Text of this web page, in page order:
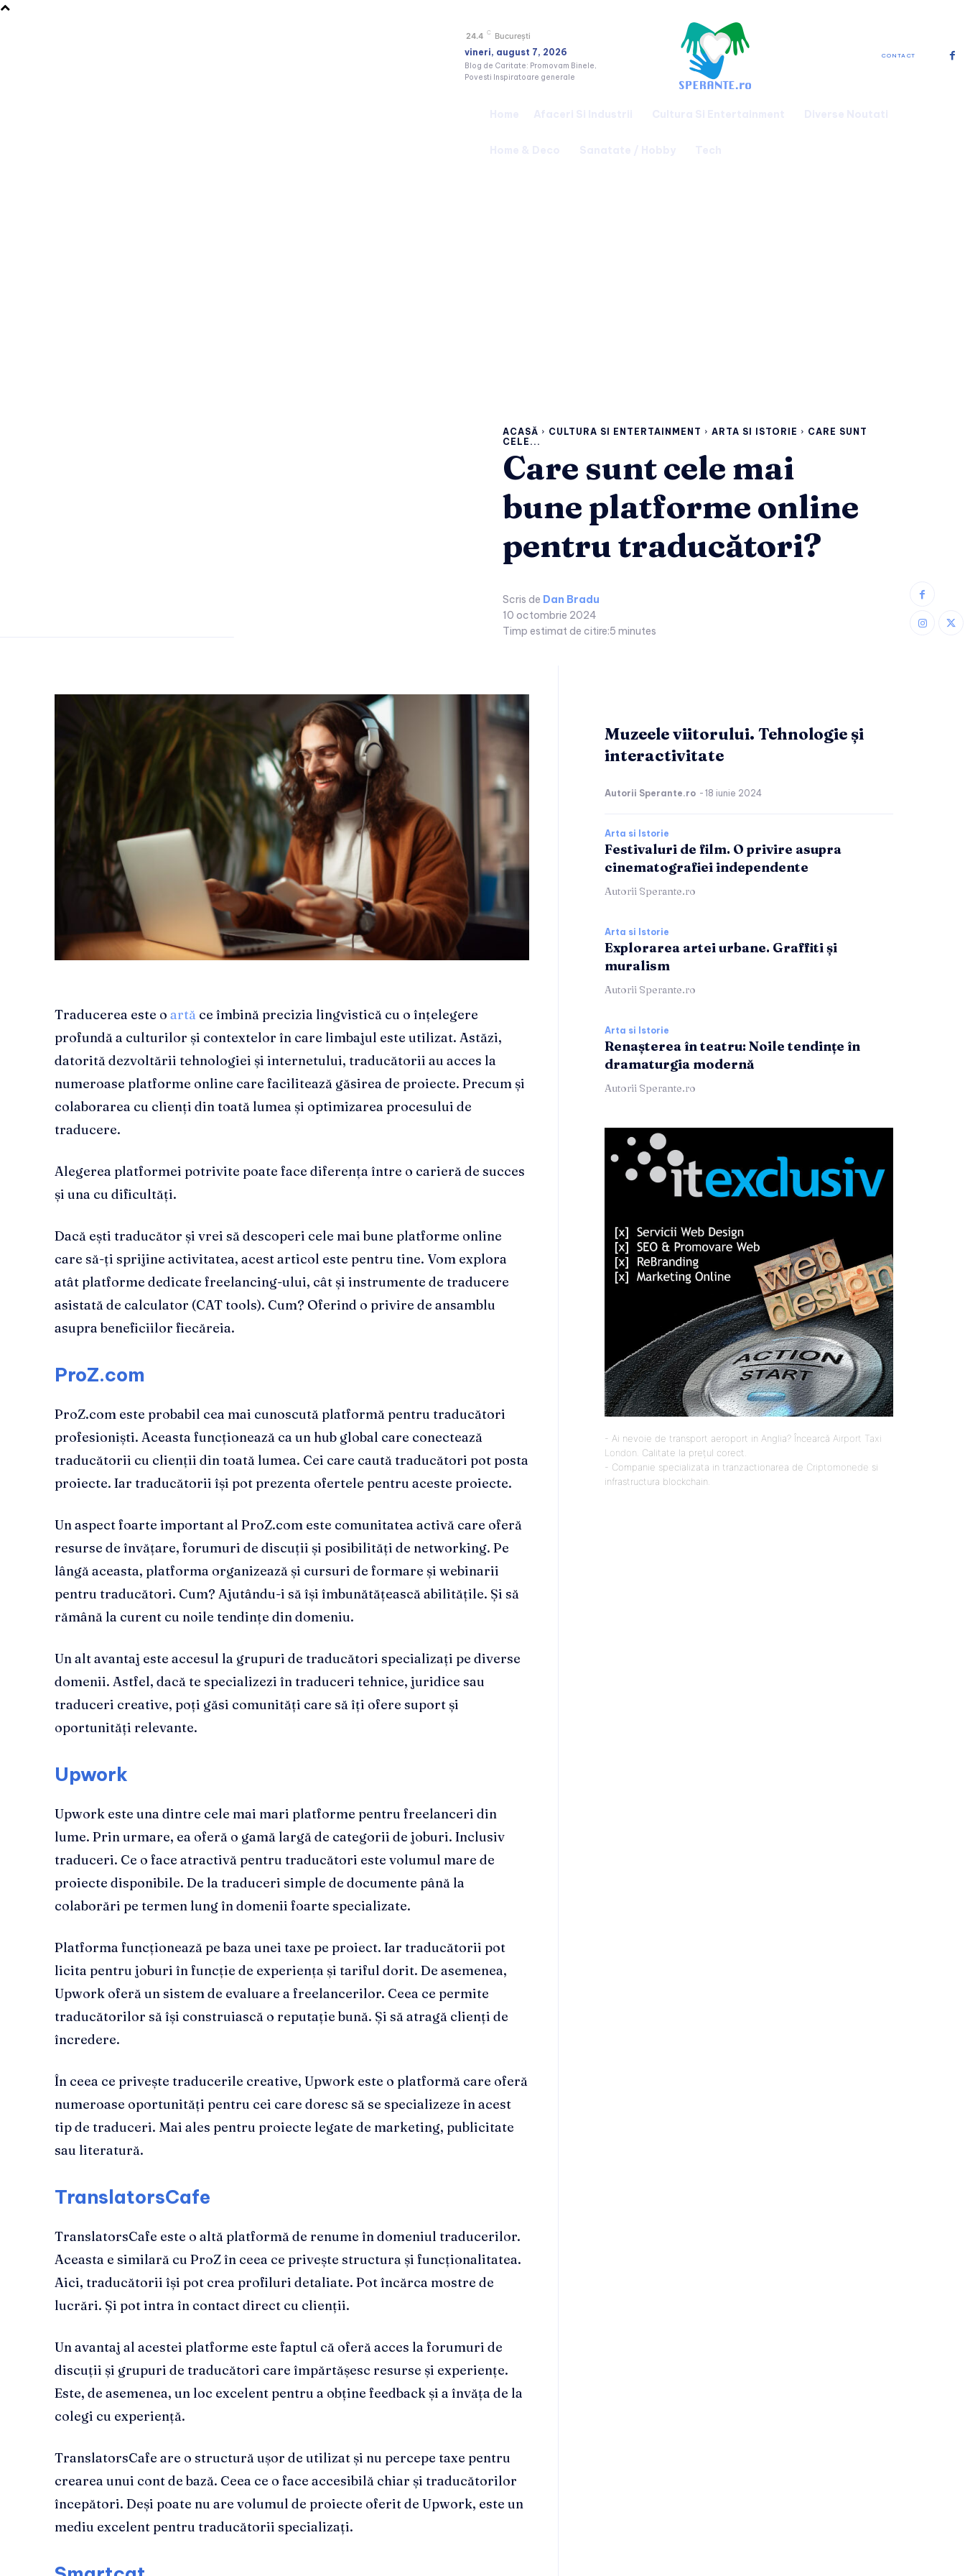
24.4 C București
vineri, august 7, 2026
Blog de Caritate: Promovam Binele,
Povesti Inspiratoare generale
CONTACT
ACASĂ CULTURA SI ENTERTAINMENT ARTA SI ISTORIE
CARE SUNT
CELE...
Care sunt cele mai
bune platforme online
pentru traducători?
Scris de Dan Bradu
10 octombrie 2024
Timp estimat de citire:5 minutes
Traducerea este o artă ce îmbină precizia lingvistică cu o înțelegere
profundă a culturilor și contextelor în care limbajul este utilizat. Astăzi,
datorită dezvoltării tehnologiei și internetului, traducătorii au acces la
numeroase platforme online care facilitează găsirea de proiecte. Precum și
colaborarea cu clienți din toată lumea și optimizarea procesului de
traducere.
Alegerea platformei potrivite poate face diferența între o carieră de succes
și una cu dificultăți.
Dacă ești traducător și vrei să descoperi cele mai bune platforme online
care să-ți sprijine activitatea, acest articol este pentru tine. Vom explora
atât platforme dedicate freelancing-ului, cât și instrumente de traducere
asistată de calculator (CAT tools). Cum? Oferind o privire de ansamblu
asupra beneficiilor fiecăreia.
ProZ.com
ProZ.com este probabil cea mai cunoscută platformă pentru traducători
profesioniști. Aceasta funcționează ca un hub global care conectează
traducătorii cu clienții din toată lumea. Cei care caută traducători pot posta
proiecte. Iar traducătorii își pot prezenta ofertele pentru aceste proiecte.
Un aspect foarte important al ProZ.com este comunitatea activă care oferă
resurse de învățare, forumuri de discuții și posibilități de networking. Pe
lângă aceasta, platforma organizează și cursuri de formare și webinarii
pentru traducători. Cum? Ajutându-i să își îmbunătățească abilitățile. Și să
rămână la curent cu noile tendințe din domeniu.
Un alt avantaj este accesul la grupuri de traducători specializați pe diverse
domenii. Astfel, dacă te specializezi în traduceri tehnice, juridice sau
traduceri creative, poți găsi comunități care să îți ofere suport și
oportunități relevante.
Upwork
Upwork este una dintre cele mai mari platforme pentru freelanceri din
lume. Prin urmare, ea oferă o gamă largă de categorii de joburi. Inclusiv
traduceri. Ce o face atractivă pentru traducători este volumul mare de
proiecte disponibile. De la traduceri simple de documente până la
colaborări pe termen lung în domenii foarte specializate.
Platforma funcționează pe baza unei taxe pe proiect. Iar traducătorii pot
licita pentru joburi în funcție de experiența și tariful dorit. De asemenea,
Upwork oferă un sistem de evaluare a freelancerilor. Ceea ce permite
traducătorilor să își construiască o reputație bună. Și să atragă clienți de
încredere.
În ceea ce privește traducerile creative, Upwork este o platformă care oferă
numeroase oportunități pentru cei care doresc să se specializeze în acest
tip de traduceri. Mai ales pentru proiecte legate de marketing, publicitate
sau literatură.
TranslatorsCafe
TranslatorsCafe este o altă platformă de renume în domeniul traducerilor.
Aceasta e similară cu ProZ în ceea ce privește structura și funcționalitatea.
Aici, traducătorii își pot crea profiluri detaliate. Pot încărca mostre de
lucrări. Și pot intra în contact direct cu clienții.
Un avantaj al acestei platforme este faptul că oferă acces la forumuri de
discuții și grupuri de traducători care împărtășesc resurse și experiențe.
Este, de asemenea, un loc excelent pentru a obține feedback și a învăța de la
colegi cu experiență.
TranslatorsCafe are o structură ușor de utilizat și nu percepe taxe pentru
crearea unui cont de bază. Ceea ce o face accesibilă chiar și traducătorilor
începători. Deși poate nu are volumul de proiecte oferit de Upwork, este un
mediu excelent pentru traducătorii specializați.
Muzeele viitorului. Tehnologie și
interactivitate
Autorii Sperante.ro - 18 iunie 2024
Arta si Istorie
Festivaluri de film. O privire asupra
cinematografiei independente
Autorii Sperante.ro
Arta si Istorie
Explorarea artei urbane. Graffiti și
muralism
Autorii Sperante.ro
Arta si Istorie
Renașterea în teatru: Noile tendințe în
dramaturgia modernă
Autorii Sperante.ro
- Ai nevoie de transport aeroport in Anglia? Încearcă Airport Taxi
London . Calitate la prețul corect.
- Companie specializata in tranzactionarea de Criptomonede si
infrastructura blockchain.